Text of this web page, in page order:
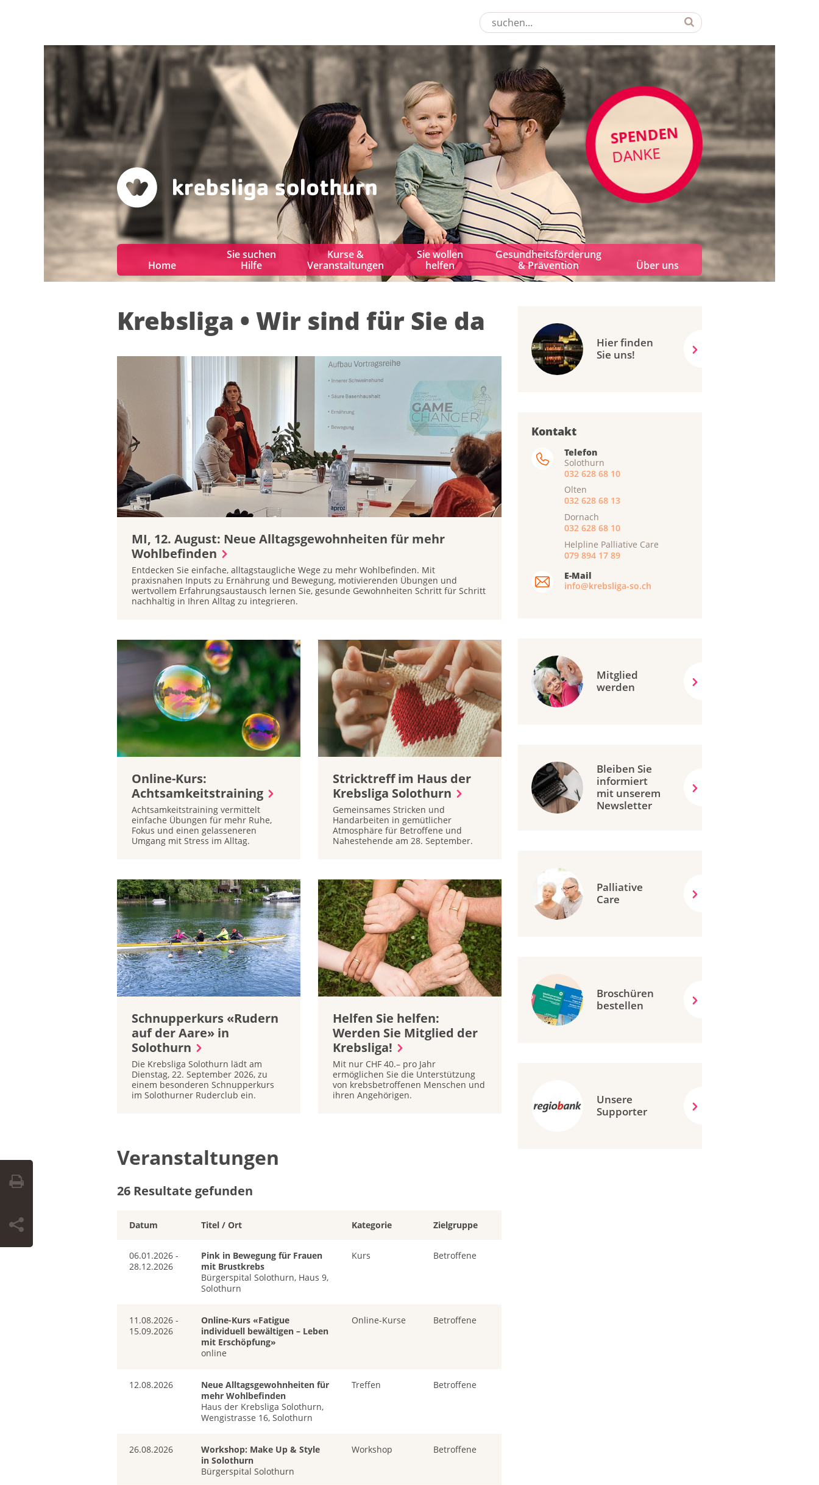
SPENDEN
DANKE
Home
Sie suchen
Hilfe
Kurse &
Veranstaltungen
Sie wollen
helfen
Gesundheitsförderung
& Prävention
Über uns
Krebsliga • Wir sind für Sie da
MI, 12. August: Neue Alltagsgewohnheiten für mehr
Wohlbefinden
Entdecken Sie einfache, alltagstaugliche Wege zu mehr Wohlbefinden. Mit
praxisnahen Inputs zu Ernährung und Bewegung, motivierenden Übungen und
wertvollem Erfahrungsaustausch lernen Sie, gesunde Gewohnheiten Schritt für Schritt
nachhaltig in Ihren Alltag zu integrieren.
Online-Kurs:
Achtsamkeitstraining
Achtsamkeitstraining vermittelt
einfache Übungen für mehr Ruhe,
Fokus und einen gelasseneren
Umgang mit Stress im Alltag.
Stricktreff im Haus der
Krebsliga Solothurn
Gemeinsames Stricken und
Handarbeiten in gemütlicher
Atmosphäre für Betroffene und
Nahestehende am 28. September.
Schnupperkurs «Rudern
auf der Aare» in
Solothurn
Die Krebsliga Solothurn lädt am
Dienstag, 22. September 2026, zu
einem besonderen Schnupperkurs
im Solothurner Ruderclub ein.
Helfen Sie helfen:
Werden Sie Mitglied der
Krebsliga!
Mit nur CHF 40.– pro Jahr
ermöglichen Sie die Unterstützung
von krebsbetroffenen Menschen und
ihren Angehörigen.
Veranstaltungen
26 Resultate gefunden
Datum Titel / Ort Kategorie Zielgruppe
06.01.2026 -
28.12.2026
Pink in Bewegung für Frauen
mit Brustkrebs
Bürgerspital Solothurn, Haus 9,
Solothurn
Kurs Betroffene
11.08.2026 -
15.09.2026
Online-Kurs «Fatigue
individuell bewältigen – Leben
mit Erschöpfung»
online
Online-Kurse Betroffene
12.08.2026
Neue Alltagsgewohnheiten für
mehr Wohlbefinden
Haus der Krebsliga Solothurn,
Wengistrasse 16, Solothurn
Treffen Betroffene
26.08.2026
Workshop: Make Up & Style
in Solothurn
Bürgerspital Solothurn
Workshop Betroffene
Hier finden
Sie uns!
Kontakt
Telefon
Solothurn
032 628 68 10
Olten
032 628 68 13
Dornach
032 628 68 10
Helpline Palliative Care
079 894 17 89
E-Mail
info@krebsliga-so.ch
Mitglied
werden
Bleiben Sie
informiert
mit unserem
Newsletter
Palliative
Care
Broschüren
bestellen
Unsere
Supporter